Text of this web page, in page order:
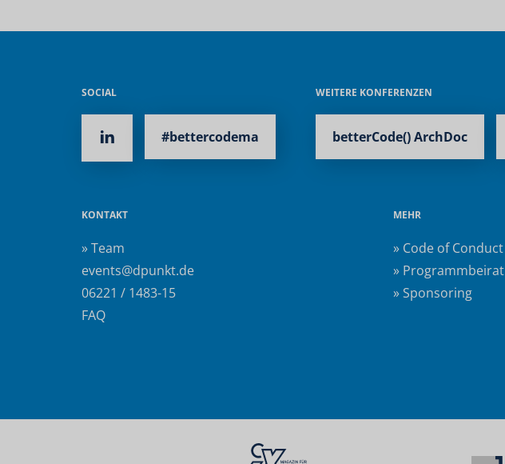
SOCIAL
#bettercodema
WEITERE KONFERENZEN
betterCode() ArchDoc
KONTAKT
» Team
events@dpunkt.de
06221 / 1483-15
FAQ
MEHR
» Code of Conduct
» Programmbeirat
» Sponsoring